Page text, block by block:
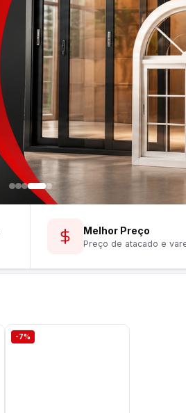
Melhor Preço
Preço de atacado e
-7%